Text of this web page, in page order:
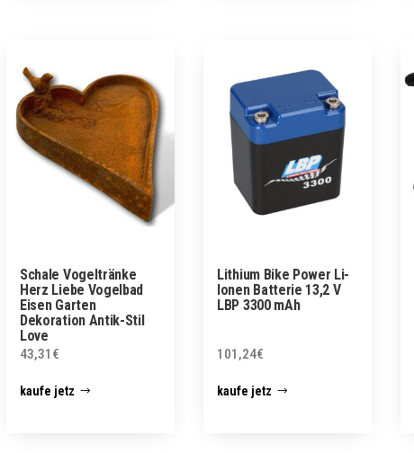
Schale Vogeltränke
Herz Liebe Vogelbad
Eisen Garten
Dekoration Antik-Stil
Love
43,31 €
kaufe jetz
Lithium Bike Power Li-
Ionen Batterie 13,2 V
LBP 3300 mAh
101,24€
kaufe jetz